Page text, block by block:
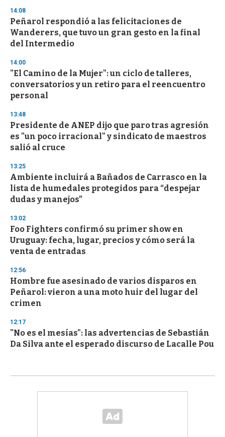
s
e
c
o
n
14:08
Peñarol respondió a las felicitaciones de
Wanderers, que tuvo un gran gesto en la final
del Intermedio
14:00
"El Camino de la Mujer": un ciclo de talleres,
conversatorios y un retiro para el reencuentro
personal
13:48
Presidente de ANEP dijo que paro tras agresión
es "un poco irracional" y sindicato de maestros
salió al cruce
13:25
Ambiente incluirá a Bañados de Carrasco en la
lista de humedales protegidos para “despejar
dudas y manejos”
13:02
Foo Fighters confirmó su primer show en
Uruguay: fecha, lugar, precios y cómo será la
venta de entradas
12:56
Hombre fue asesinado de varios disparos en
Peñarol: vieron a una moto huir del lugar del
crimen
12:17
"No es el mesías": las advertencias de Sebastián
Da Silva ante el esperado discurso de Lacalle Pou